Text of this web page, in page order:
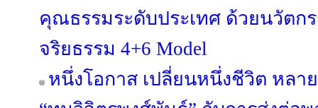
คุณธรรมระดับประเทศ ด้วยนวัต
จริยธรรม 4+6 Model
หนึ่งโอกาส เปลี่ยนหนึ่งชีวิต หลา